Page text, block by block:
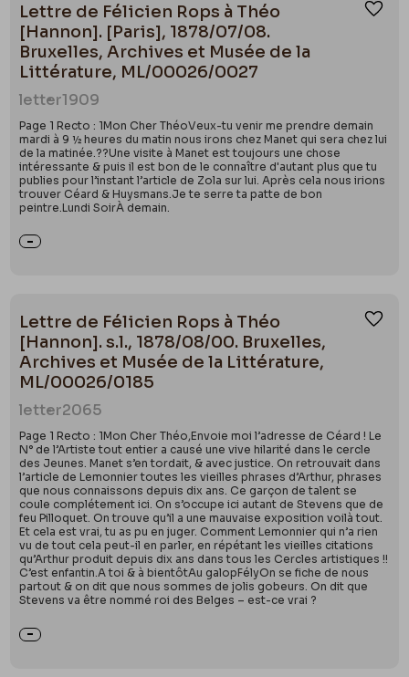
Lettre de Félicien Rops à Théo
[Hannon]. [Paris], 1878/07/08.
Bruxelles, Archives et Musée de la
Littérature, ML/00026/0027
letter1909
Page 1 Recto : 1Mon Cher ThéoVeux-tu venir me prendre demain
mardi à 9 ½ heures du matin nous irons chez Manet qui sera chez lui
de la matinée.??Une visite à Manet est toujours une chose
intéressante & puis il est bon de le connaître d'autant plus que tu
publies pour l’instant l’article de Zola sur lui. Après cela nous irions
trouver Céard & Huysmans.Je te serre ta patte de bon
peintre.Lundi SoirÀ demain.
Lettre de Félicien Rops à Théo
[Hannon]. s.l., 1878/08/00. Bruxelles,
Archives et Musée de la Littérature,
ML/00026/0185
letter2065
Page 1 Recto : 1Mon Cher Théo,Envoie moi l’adresse de Céard ! Le
N° de l’Artiste tout entier a causé une vive hilarité dans le cercle
des Jeunes. Manet s’en tordait, & avec justice. On retrouvait dans
l’article de Lemonnier toutes les vieilles phrases d’Arthur, phrases
que nous connaissons depuis dix ans. Ce garçon de talent se
coule complétement ici. On s’occupe ici autant de Stevens que de
feu Pilloquet. On trouve qu’il a une mauvaise exposition voilà tout.
Et cela est vrai, tu as pu en juger. Comment Lemonnier qui n’a rien
vu de tout cela peut-il en parler, en répétant les vieilles citations
qu’Arthur produit depuis dix ans dans tous les Cercles artistiques !!
C’est enfantin.A toi & à bientôtAu galopFélyOn se fiche de nous
partout & on dit que nous sommes de jolis gobeurs. On dit que
Stevens va être nommé roi des Belges – est-ce vrai ?